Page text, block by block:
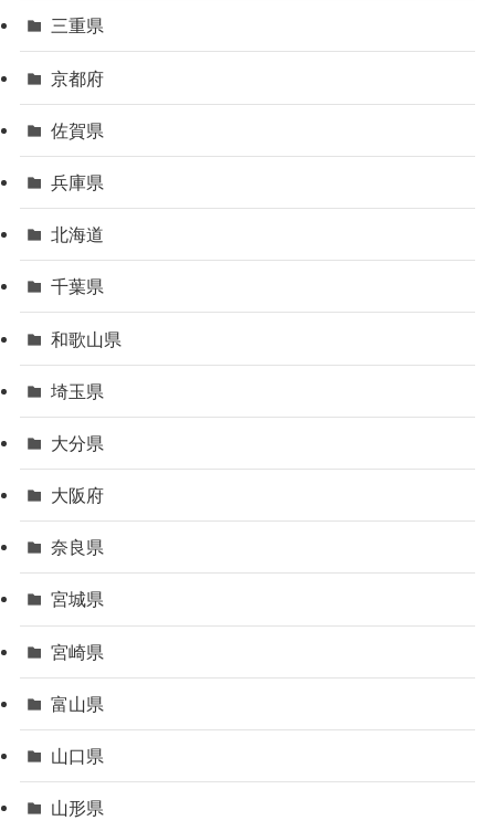
三重県
京都府
佐賀県
兵庫県
北海道
千葉県
和歌山県
埼玉県
大分県
大阪府
奈良県
宮城県
宮崎県
富山県
山口県
山形県